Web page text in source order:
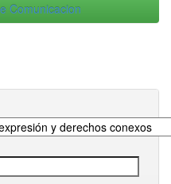
Comunicacion